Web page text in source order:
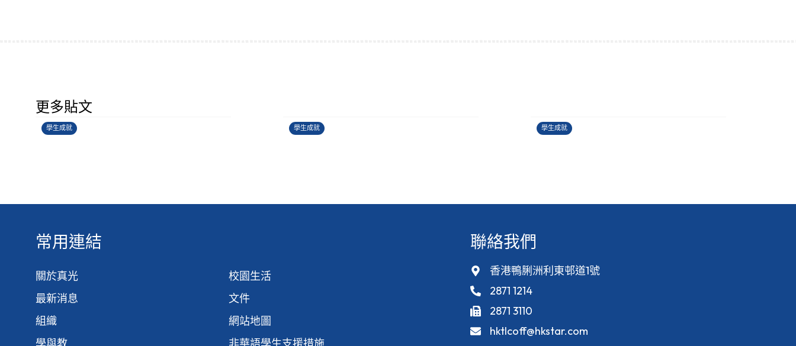
更多貼文
學生成就
14/07/2026
學生成就 學生成就
常用連結
關於真光
最新消息
組織
學與教
校園生活
文件
網站地圖
非華語學生支援措施
聯絡我們
香港鴨脷洲利東邨道1號
2871 1214
2871 3110
hktlcoff@hkstar.com